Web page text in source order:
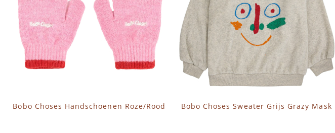
Bobo Choses Handschoenen Roze/Rood Bobo Choses Sweater Grijs Grazy Mask